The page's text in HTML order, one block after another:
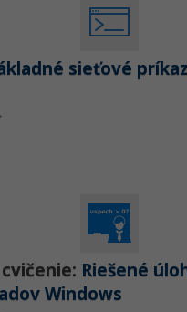
sieťové
Riešené
Windows